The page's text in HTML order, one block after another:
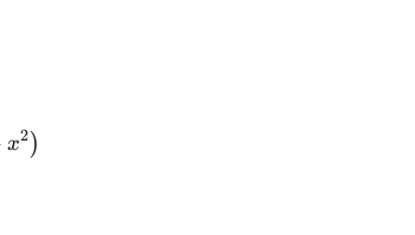
y(x) &= \sum_{j=2}^\infty
x2)